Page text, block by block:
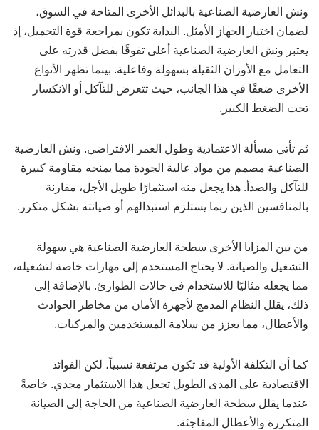
ونش العارضية الصناعية بالبدائل الأخرى المتاحة في السوق،
لضمان اختيار الجهاز الأمثل. البداية تكون بمراجعة قوة التحميل، إذ
يعتبر ونش العارضية الصناعية أعلى تفوقًا بفضل قدرته على
التعامل مع الأوزان الثقيلة بسهولة وفاعلية. بينما تظهر الأنواع
الأخرى ضعفًا في هذا الجانب، حيث تتعرض للتآكل أو الانكسار
تحت الضغط الكبير.
ثم تأتي مسألة الاعتمادية وطول العمر الافتراضي. ونش العارضية
الصناعية مصمم من مواد عالية الجودة مما يمنحه مقاومة كبيرة
للتآكل والصدأ. هذا يجعل منه استثمارًا طويل الأجل، مقارنة
بالمنافسين الذين ربما يستلزم استبدالهم أو صيانته بشكل متكرر.
من بين المزايا الأخرى سطحة العارضية الصناعية هي سهولة
التشغيل والصيانة. لا يحتاج المستخدم إلى مهارات خاصة لتشغيله،
مما يجعله مثاليًا للاستخدام في حالات الطوارئ. بالإضافة إلى
ذلك، يقلل النظام المدمج لأجهزة الأمان من مخاطر الحوادث
والأعطال، مما يعزز من سلامة المستخدمين والمركبات.
كما أن التكلفة الأولية قد تكون مرتفعة نسبياً، لكن الفوائد
الاقتصادية على المدى الطويل تجعل هذا الاستثمار مجدي. خاصةً
عندما يقلل سطحة العارضية الصناعية من الحاجة إلى الصيانة
المتكررة والأعطال المفاجئة.